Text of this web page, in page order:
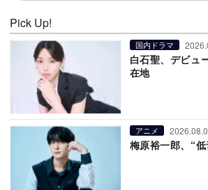
Pick Up!
国内ドラマ
白石聖、デビュ
在地
アニメ
梅原裕一郎、“